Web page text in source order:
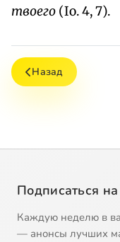
твоего (Io. 4, 7).
Назад
Подписаться
Каждую неделю в
— анонсы лучших